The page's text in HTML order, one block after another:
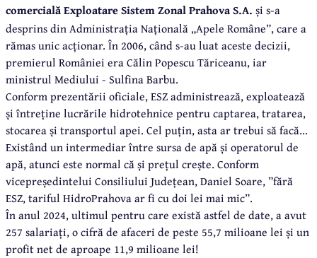
comercială Exploatare Sistem Zonal Prahova S.A. și s-a
desprins din Administrația Națională „Apele Române”, care a
rămas unic acționar. În 2006, când s-au luat aceste decizii,
premierul României era Călin Popescu Tăriceanu, iar
ministrul Mediului - Sulfina Barbu.
Conform prezentării oficiale, ESZ administrează, exploatează
și întreține lucrările hidrotehnice pentru captarea, tratarea,
stocarea și transportul apei. Cel puțin, asta ar trebui să facă...
Existând un intermediar între sursa de apă și operatorul de
apă, atunci este normal că și prețul crește. Conform
vicepreședintelui Consiliului Județean, Daniel Soare, ”fără
ESZ, tariful HidroPrahova ar fi cu doi lei mai mic”.
În anul 2024, ultimul pentru care există astfel de date, a avut
257 salariați, o cifră de afaceri de peste 55,7 milioane lei și un
profit net de aproape 11,9 milioane lei!